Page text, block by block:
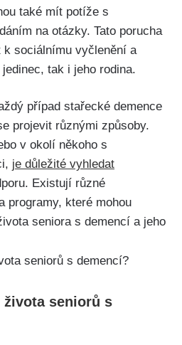
také mít potíže s
na otázky. Tato porucha
k sociálnímu vyčlenění a
tak i jeho rodina.
případ stařecké demence
projevit různými způsoby.
v okolí někoho s
je důležité vyhledat
Existují různé
programy, které mohou
seniora s demencí a jeho
seniorů s